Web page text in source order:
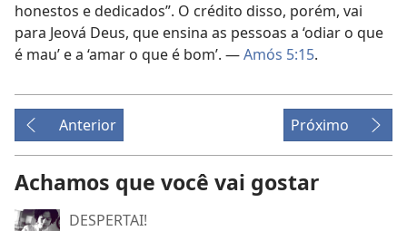
honestos e dedicados”. O crédito disso, porém, vai
para Jeová Deus, que ensina as pessoas a ‘odiar o que
é mau’ e a ‘amar o que é bom’. —Amós 5:15.
Anterior Próximo
Achamos que você vai gostar
DESPERTAI!